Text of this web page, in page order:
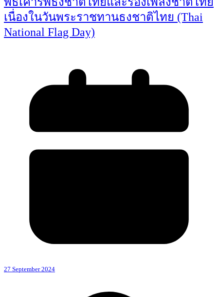
เนื่องในวันพระราชทานธงชาติไทย (Thai
National Flag Day)
27 September 2024